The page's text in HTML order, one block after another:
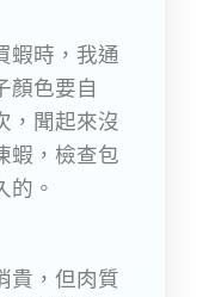
蝦時，我通
顏色要自
，聞起來沒
蝦，檢查包
的。
貴，但肉質